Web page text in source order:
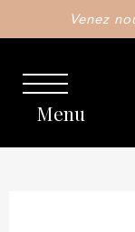
Venez
Menu